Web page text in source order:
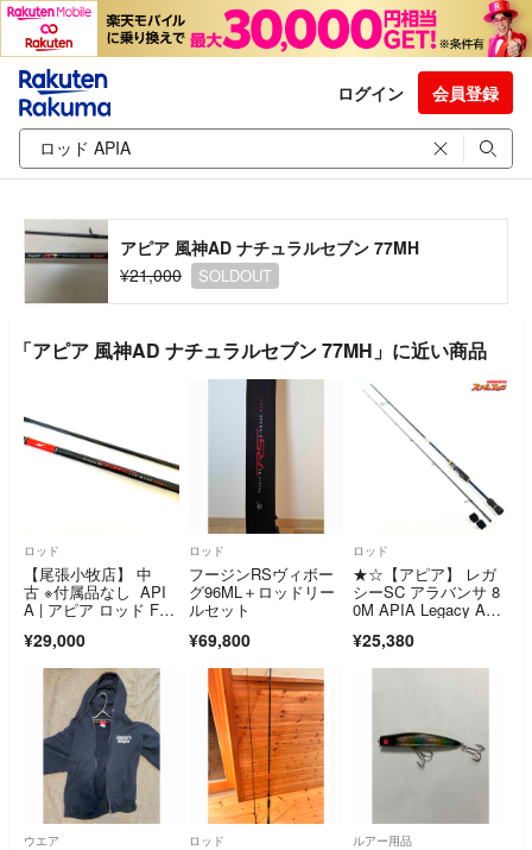
ログイン 会員登録
アピア 風神AD ナチュラルセブン 77MH
¥21,000
SOLDOUT
「アピア 風神AD ナチュラルセブン 77MH」に近い商品
ロッド
【尾張小牧店】 中
古 ※付属品なし API
A | アピア ロッド Foo
ML フージンRS スプ
リンガー 88M 釣竿 2
ピース 【84】
¥29,000
ロッド
フージンRSヴィボー
グ96ML＋ロッドリー
ルセット
¥69,800
ロッド
★☆【アピア】 レガ
シーSC アラバンサ 8
0M APIA Legacy ALA
ル アオリイカ K_168
★☆v46052
¥25,380
ウエア ロッド ルアー用品